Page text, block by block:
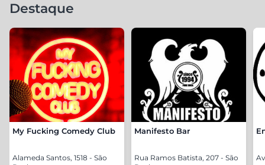
Destaque
My Fucking Comedy Club
Alameda Santos, 1518 - São
Manifesto Bar
Rua Ramos Batista, 207 - São